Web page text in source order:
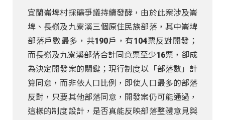
宜蘭崙埤村採礦爭議持續發酵，由於此案涉及崙
埤、長嶺及九寮溪三個原住民族部落，其中崙埤
部落戶數最多，共190戶，有104票反對開發；
而長嶺及九寮溪部落合計同意票至少16票，卻成
為決定開發案的關鍵；現行制度以「部落數」計
算同意，而非依人口比例，即使人口最多的部落
反對，只要其他部落同意，開發案仍可能通過，
這樣的制度設計，是否真能反映部落整體意見與